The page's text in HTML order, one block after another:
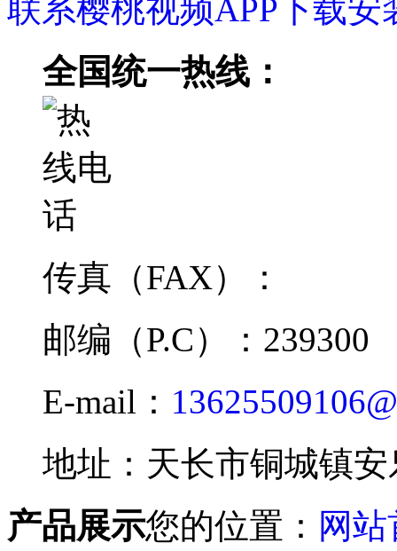
联系樱桃视频APP下载安
全国统一热线：
传真（FAX）：
邮编（P.C）：239300
E-mail：
地址：天长市铜城镇
产品展示您的位置： 网